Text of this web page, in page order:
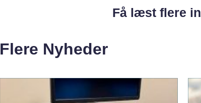
Få læst flere
Flere Nyheder